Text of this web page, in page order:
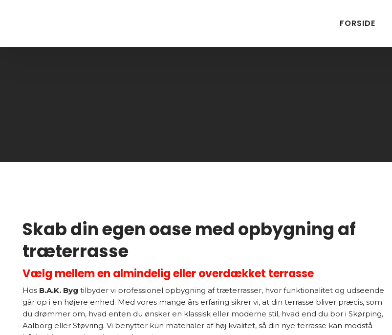
FORSIDE
Skab din egen oase med opbygning af
træterrasse
Vælg mellem en almindelig eller overdækket terrasse
Hos B.A.K. Byg tilbyder vi professionel opbygning af træterrasser, hvor funktionalitet og udseende
går op i en højere enhed. Med vores mange års erfaring sikrer vi, at din terrasse bliver præcis, som
du drømmer om, hvad enten du ønsker en klassisk eller moderne stil, hvad end du bor i Skørping,
Aalborg eller Støvring. Vi benytter kun materialer af høj kvalitet, så din nye terrasse kan modstå